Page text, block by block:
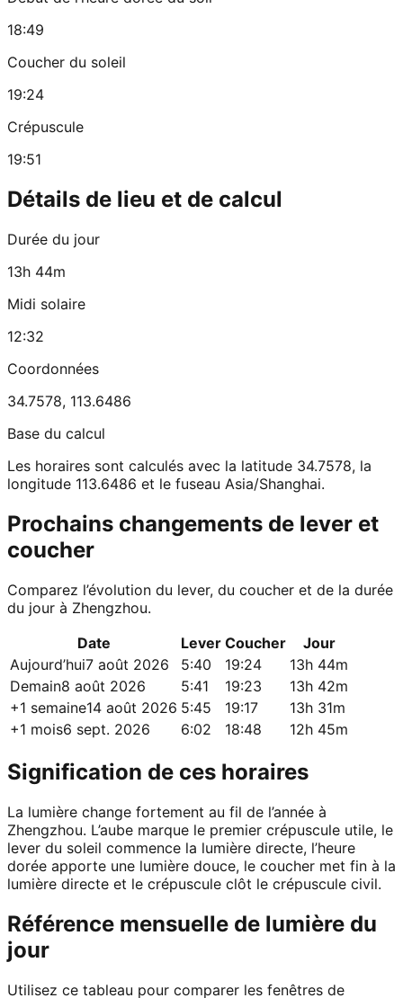
18:49
Coucher du soleil
19:24
Crépuscule
19:51
Détails de lieu et de calcul
Durée du jour
13h 44m
Midi solaire
12:32
Coordonnées
34.7578, 113.6486
Base du calcul
Les horaires sont calculés avec la latitude 34.7578, la
longitude 113.6486 et le fuseau Asia/Shanghai.
Prochains changements de lever et
coucher
Comparez l’évolution du lever, du coucher et de la durée
du jour à Zhengzhou.
Date
Lever Coucher
Jour
Aujourd’hui7 août 2026 5:40 19:24
13h 44m
Demain8 août 2026 5:41 19:23
13h 42m
+1 semaine14 août 2026 5:45 19:17
13h 31m
+1 mois6 sept. 2026 6:02 18:48 12h 45m
Signification de ces horaires
La lumière change fortement au fil de l’année à
Zhengzhou. L’aube marque le premier crépuscule utile, le
lever du soleil commence la lumière directe, l’heure
dorée apporte une lumière douce, le coucher met fin à la
lumière directe et le crépuscule clôt le crépuscule civil.
Référence mensuelle de lumière du
jour
Utilisez ce tableau pour comparer les fenêtres de